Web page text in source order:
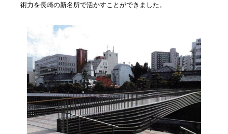
術力を長崎の新名所で活かすことができました。